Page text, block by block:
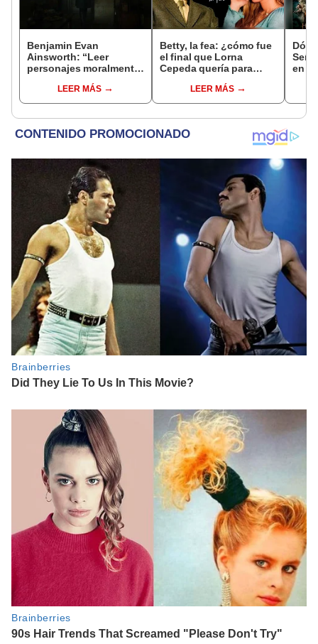
Benjamin Evan
Ainsworth: “Leer
personajes moralmente
blanco o negro ni
simple”
LEER MÁS
Betty, la fea: ¿cómo fue
el final que Lorna
Cepeda quería para
LEER MÁS
en